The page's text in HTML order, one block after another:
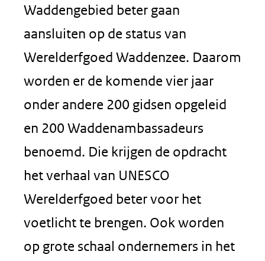
Waddengebied beter gaan
aansluiten op de status van
Werelderfgoed Waddenzee. Daarom
worden er de komende vier jaar
onder andere 200 gidsen opgeleid
en 200 Waddenambassadeurs
benoemd. Die krijgen de opdracht
het verhaal van UNESCO
Werelderfgoed beter voor het
voetlicht te brengen. Ook worden
op grote schaal ondernemers in het